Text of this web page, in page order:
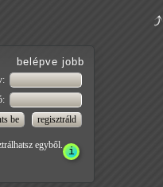
belépve jobb
egyből.